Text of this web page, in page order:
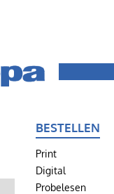
BESTELLEN
Print
Digital
Probelesen